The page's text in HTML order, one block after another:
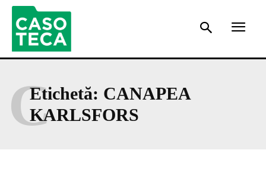
Etichetă: CANAPEA
KARLSFORS
C